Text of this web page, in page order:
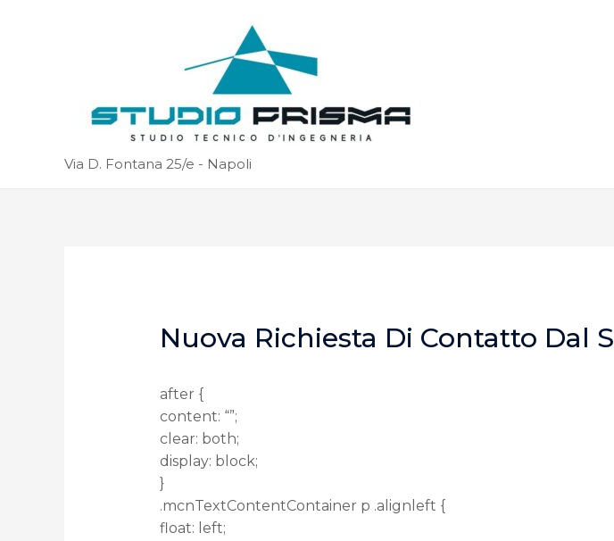
Via D. Fontana 25/e - Napoli
Nuova Richiesta Di Contatto Dal
after {
content: “”;
clear: both;
display: block;
}
.mcnTextContentContainer p .alignleft {
float: left;